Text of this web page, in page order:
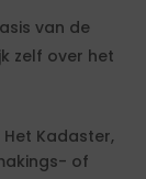
van de
zelf over het
Kadaster,
of